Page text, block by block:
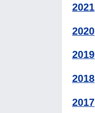
2021
2020
2019
2018
2017